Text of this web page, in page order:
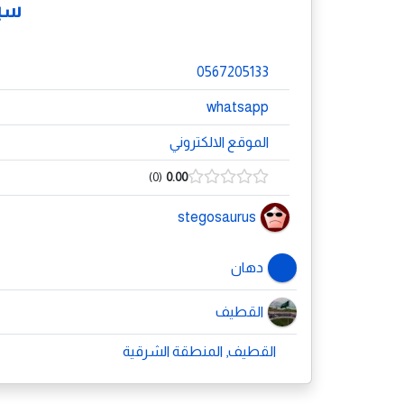
0567205133
whatsapp
الموقع الالكتروني
0.00
0
stegosaurus
دهان
القطيف
القطيف, المنطقة الشرقية